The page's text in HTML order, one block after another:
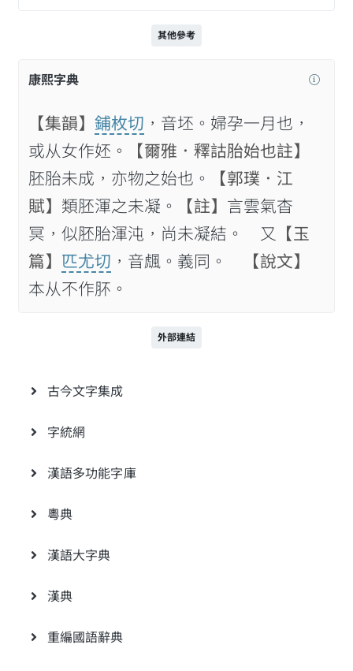
其他參考
康熙字典
【集韻】 鋪枚切 ，音坯。婦孕一月也，
或从女作㚰。
【爾雅．釋詁胎始也註】
胚胎未成，亦物之始也。
【郭璞．江
賦】 類胚渾之未凝。 【註】 言雲氣杳
冥，似胚胎渾沌，尚未凝結。 又
【玉
篇】 匹尤切 ，音䬌。義同。
【說文】
本从不作肧。
外部連結
古今文字集成
字統網
漢語多功能字庫
粵典
漢語大字典
漢典
重編國語辭典